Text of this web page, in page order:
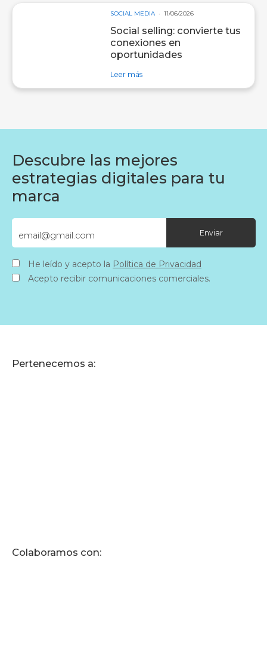
SOCIAL MEDIA 11/06/2026
Social selling: convierte tus
conexiones en
oportunidades
Leer mássobre entrada Social selling:
Descubre las mejores
estrategias digitales para tu
marca
He leído y acepto la Política de Privacidad
Acepto recibir comunicaciones comerciales.
Pertenecemos a:
Colaboramos con: